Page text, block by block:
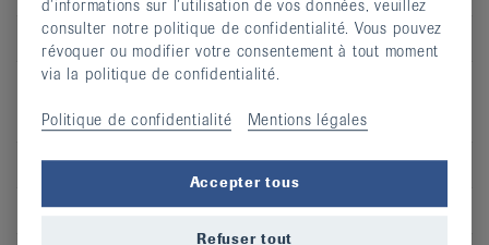
S’inscrire
Jour
me
Heure
10:00 - 10:25
d’informations sur l’utilisation de vos données, veuillez
consulter notre politique de confidentialité. Vous pouvez
révoquer ou modifier votre consentement à tout moment
via la politique de confidentialité.
Politique de confidentialité Mentions légales
Accepter tous
Refuser tout